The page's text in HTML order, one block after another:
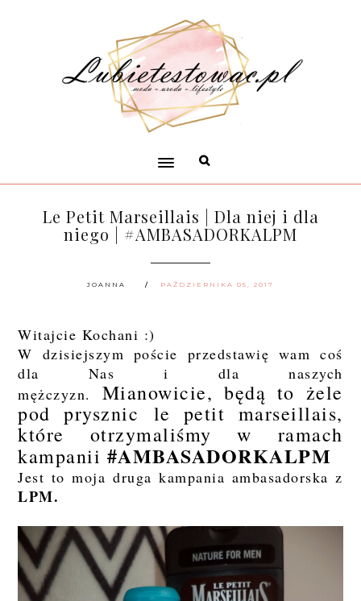
Le Petit Marseillais | Dla niej i dla
niego | #AMBASADORKALPM
JOANNA PAŹDZIERNIKA 05, 2017
Witajcie Kochani :)
W dzisiejszym poście przedstawię wam coś
dla Nas i dla naszych
mężczyzn. Mianowicie, będą to żele
pod prysznic le petit marseillais,
które otrzymaliśmy w ramach
kampanii #AMBASADORKALPM
Jest to moja druga kampania ambasadorska z
LPM.